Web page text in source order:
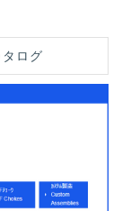
ログ